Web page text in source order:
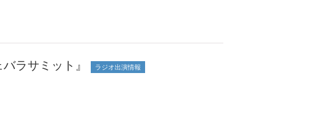
ラサミット』 ラジオ出演情報